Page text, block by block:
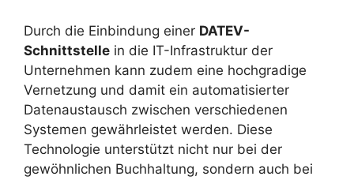
Durch die Einbindung einer DATEV-
Schnittstelle in die IT-Infrastruktur der
Unternehmen kann zudem eine hochgradige
Vernetzung und damit ein automatisierter
Datenaustausch zwischen verschiedenen
Systemen gewährleistet werden. Diese
Technologie unterstützt nicht nur bei der
gewöhnlichen Buchhaltung, sondern auch bei